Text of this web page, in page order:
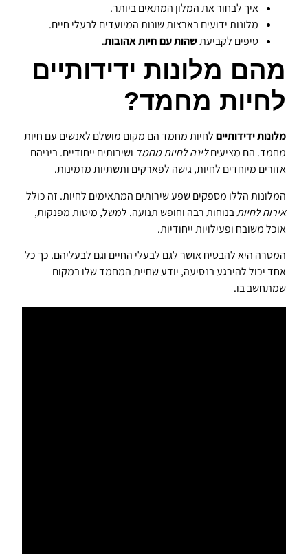
איך לבחור את המלון המתאים ביותר.
מלונות ידועים בארצות שונות המיועדים לבעלי חיים.
טיפים לקביעתשהות עם חיות אהובות.
מהם מלונות ידידותיים
לחיות מחמד?
מלונות ידידותייםלחיות מחמד הם מקום מושלם לאנשים עם חיות
מחמד. הם מציעיםלינה לחיות מחמד ושירותים ייחודיים. ביניהם
אזורים מיוחדים לחיות, גישה לפארקים ותשתיות מזמינות.
המלונות הללו מספקים שפע שירותים המתאימים לחיות. זה כולל
אירוח לחיותבנוחות רבה וחופש תנועה. למשל, מיטות מפנקות,
אוכל משובח ופעילויות ייחודיות.
המטרה היא להבטיח אושר לגם לבעלי החיים וגם לבעליהם. כך כל
אחד יכול להירגע בנסיעה, יודע שחיית המחמד שלו במקום
שמתחשב בו.